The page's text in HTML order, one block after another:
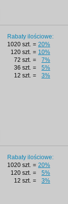
Rabaty ilościowe:
1020 szt. = 20%
120 szt. = 10%
72 szt. =
7%
36 szt. =
5%
12 szt. = 3%
Rabaty ilościowe:
1020 szt. = 20%
120 szt. =
5%
12 szt. = 3%